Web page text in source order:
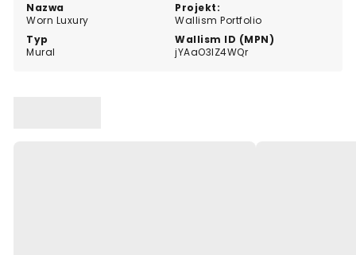
Nazwa
Worn Luxury
Projekt:
Wallism Portfolio
Typ
Mural
Wallism ID (MPN)
jYAaO3lZ4WQr